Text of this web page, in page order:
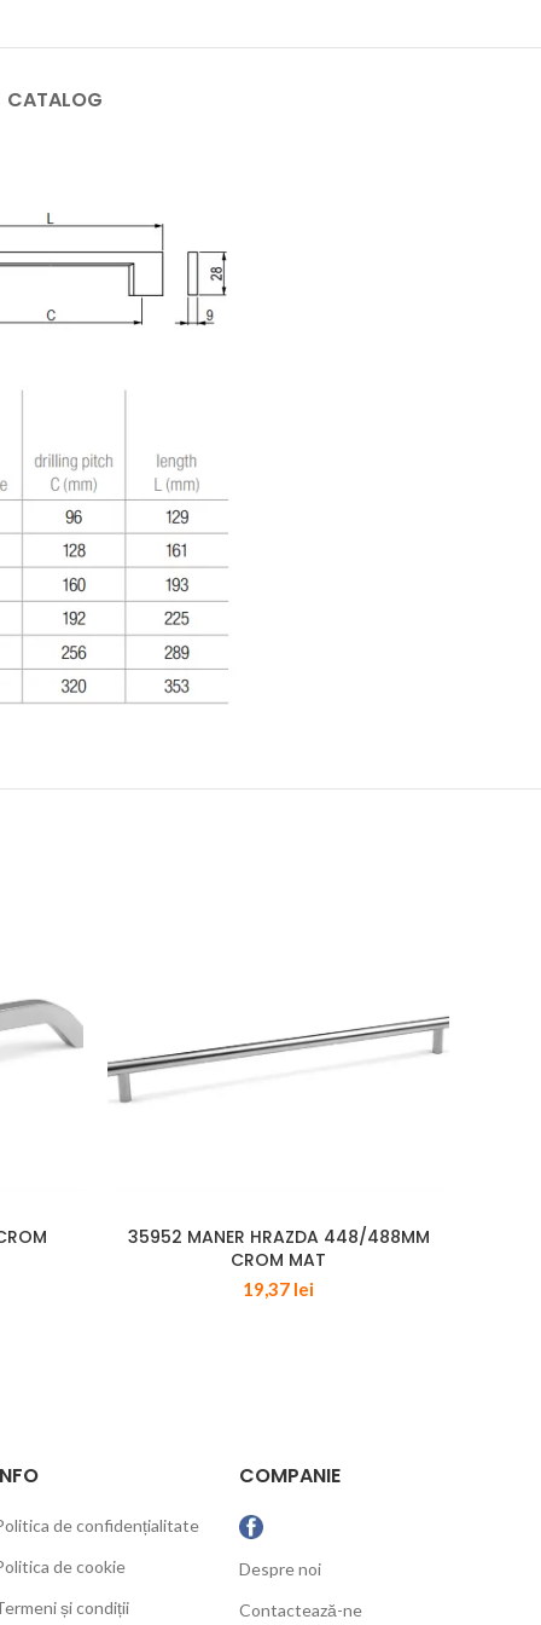
CATALOG
35952 MANER HRAZDA 448/488MM
CROM MAT
19,37 lei
de confidențialitate
de cookie
și condiții
COMPANIE
Despre noi
Contactează-ne